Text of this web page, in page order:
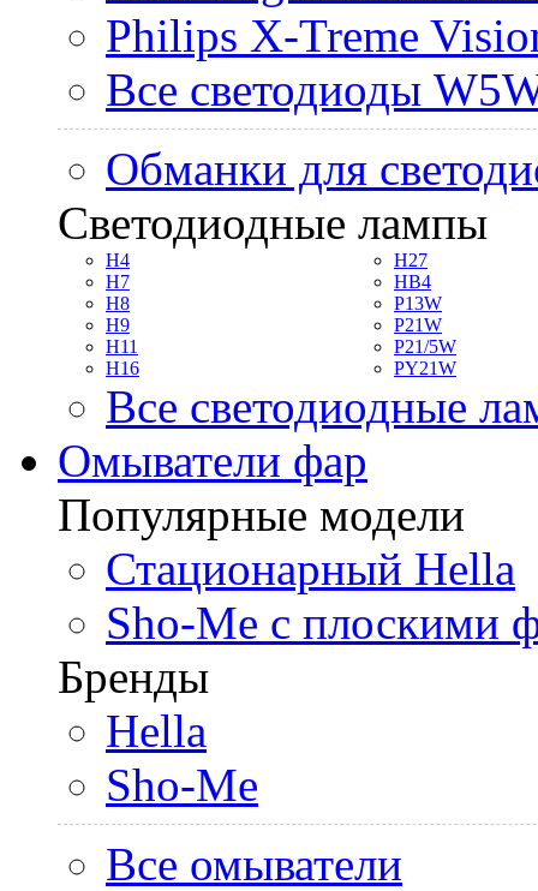
Philips X-Treme
Все светодиоды
Обманки для
Светодиодные лампы
H4
H7
H8
H9
H11
H16
H27
HB4
P13W
P21W
P21/5W
PY21W
Все светодиодные
Омыватели фар
Популярные модели
Стационарный Hella
Sho-Me с плоскими
Бренды
Hella
Sho-Me
Все омыватели